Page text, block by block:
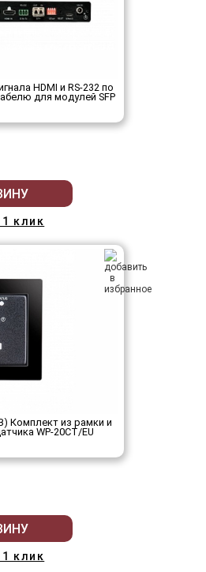
HDMI и RS-232 по
для модулей SFP
1 клик
Комплект из рамки и
WP-20CT/EU
1 клик